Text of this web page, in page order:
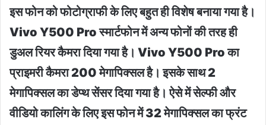
इस फोन को फोटोग्राफी के लिए बहुत ही विशेष बनाया गया है।
Vivo Y500 Pro स्मार्टफोन में अन्य फोनों की तरह ही
डुअल रियर कैमरा दिया गया है। Vivo Y500 Pro का
प्राइमरी कैमरा 200 मेगापिक्सल है। इसके साथ 2
मेगापिक्सल का डेप्थ सेंसर दिया गया है। ऐसे में सेल्फी और
वीडियो कालिंग के लिए इस फोन में 32 मेगापिक्सल का फ्रंट